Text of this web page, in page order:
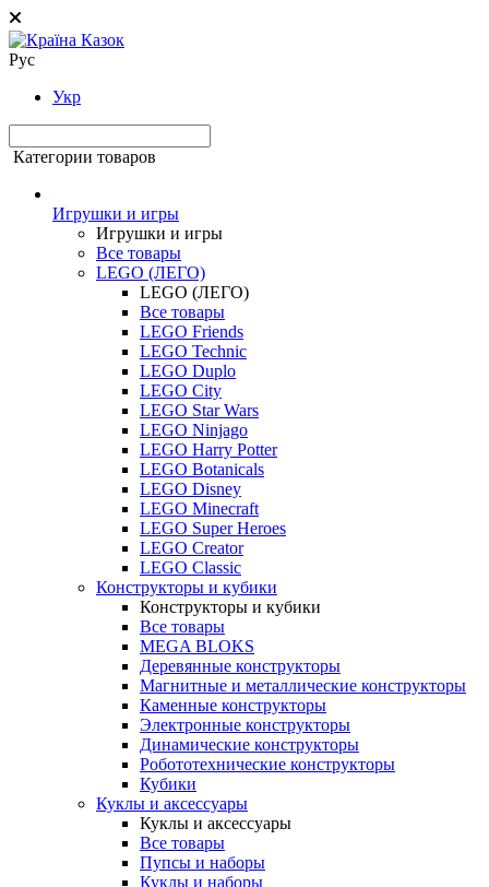
Рус
Укр
Категории товаров
Игрушки и игры
Игрушки и игры
Все товары
LEGO (ЛЕГО)
LEGO (ЛЕГО)
Все товары
LEGO Friends
LEGO Technic
LEGO Duplo
LEGO City
LEGO Star Wars
LEGO Ninjago
LEGO Harry Potter
LEGO Botanicals
LEGO Disney
LEGO Minecraft
LEGO Super Heroes
LEGO Creator
LEGO Classic
Конструкторы и кубики
Конструкторы и кубики
Все товары
MEGA BLOKS
Деревянные конструкторы
Магнитные и металлические конструкторы
Каменные конструкторы
Электронные конструкторы
Динамические конструкторы
Робототехнические конструкторы
Кубики
Куклы и аксессуары
Куклы и аксессуары
Все товары
Пупсы и наборы
Куклы и наборы